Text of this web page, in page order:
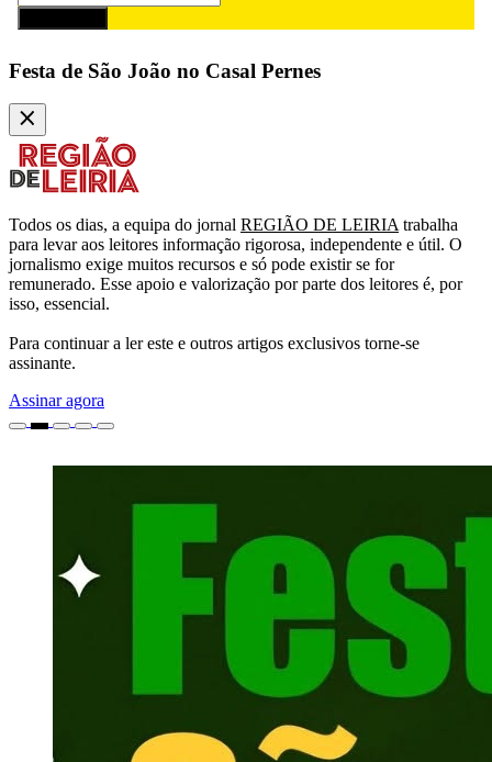
Festa de São João no Casal Pernes
Todos os dias, a equipa do jornal REGIÃO DE LEIRIA trabalha
para levar aos leitores informação rigorosa, independente e útil. O
jornalismo exige muitos recursos e só pode existir se for
remunerado. Esse apoio e valorização por parte dos leitores é, por
isso, essencial.
Para continuar a ler este e outros artigos exclusivos torne-se
assinante.
Assinar agora